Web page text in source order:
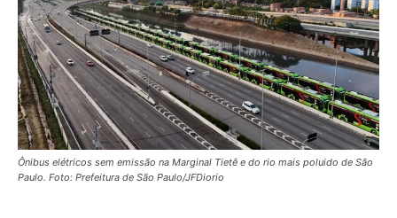
Ônibus elétricos sem emissão na Marginal Tietê e do rio mais poluido de São
Paulo. Foto: Prefeitura de São Paulo/JFDiorio